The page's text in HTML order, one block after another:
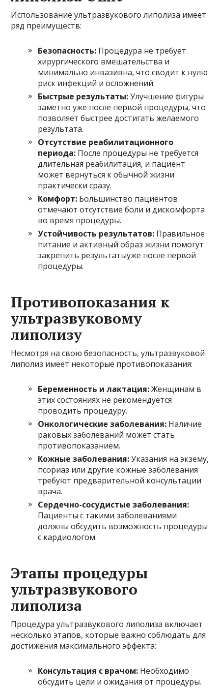
Использование ультразвукового липолиза имеет
ряд преимуществ:
Безопасность: Процедура не требует
хирургического вмешательства и
минимально инвазивна, что сводит к нулю
риск инфекций и осложнений.
Быстрые результаты:Улучшение фигуры
заметно уже после первой процедуры, что
позволяет быстрее достигать желаемого
результата.
Отсутствие реабилитационного
периода: После процедуры не требуется
длительная реабилитация, и пациент
может вернуться к обычной жизни
практически сразу.
Комфорт: Большинство пациентов
отмечают отсутствие боли и дискомфорта
во время процедуры.
Устойчивость результатов: Правильное
питание и активный образ жизни помогут
закрепить результатыуже после первой
процедуры.
Противопоказания к
ультразвуковому
липолизу
Несмотря на свою безопасность, ультразвуковой
липолиз имеет некоторые противопоказания:
Беременность и лактация:Женщинам в
этих состояниях не рекомендуется
проводить процедуру.
Онкологические заболевания: Наличие
раковых заболеваний может стать
противопоказанием.
Кожные заболевания:Указания на экзему,
псориаз или другие кожные заболевания
требуют предварительной консультации
врача.
Сердечно-сосудистые заболевания:
Пациенты с такими заболеваниями
должны обсудить возможность процедуры
с кардиологом.
Этапы процедуры
ультразвукового
липолиза
Процедура ультразвукового липолиза включает
несколько этапов, которые важно соблюдать для
достижения максимального эффекта:
Консультация с врачом: Необходимо
обсудить цели и ожидания от процедуры.